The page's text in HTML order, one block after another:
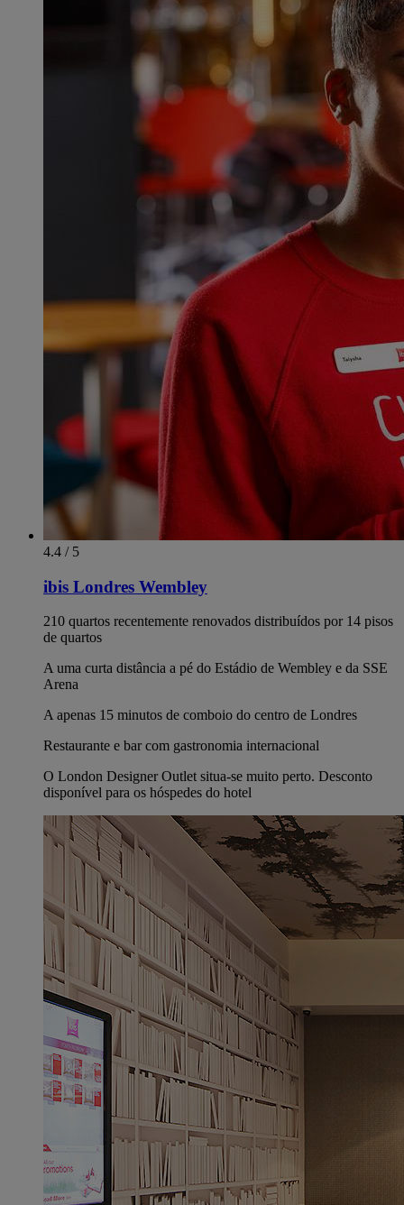
4.4 / 5
ibis Londres Wembley
210 quartos recentemente renovados distribuídos por 14 pisos
de quartos
A uma curta distância a pé do Estádio de Wembley e da SSE
Arena
A apenas 15 minutos de comboio do centro de Londres
Restaurante e bar com gastronomia internacional
O London Designer Outlet situa-se muito perto. Desconto
disponível para os hóspedes do hotel